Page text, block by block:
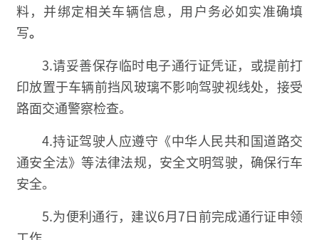
料，并绑定相关车辆信息，用户务必如实准确填
写。
3.请妥善保存临时电子通行证凭证，或提前打
印放置于车辆前挡风玻璃不影响驾驶视线处，接受
路面交通警察检查。
4.持证驾驶人应遵守《中华人民共和国道路交
通安全法》等法律法规，安全文明驾驶，确保行车
安全。
5.为便利通行，建议6月7日前完成通行证申领